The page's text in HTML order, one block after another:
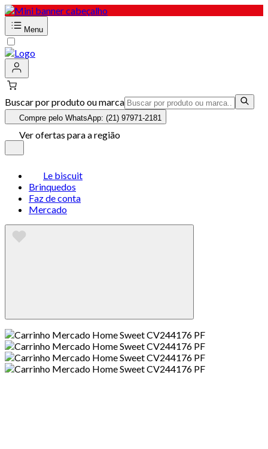
Menu
Buscar por produto ou marca
Compre pelo WhatsApp: (21) 97971-2181
Ver ofertas para a região
Le biscuit
Brinquedos
Faz de conta
Mercado